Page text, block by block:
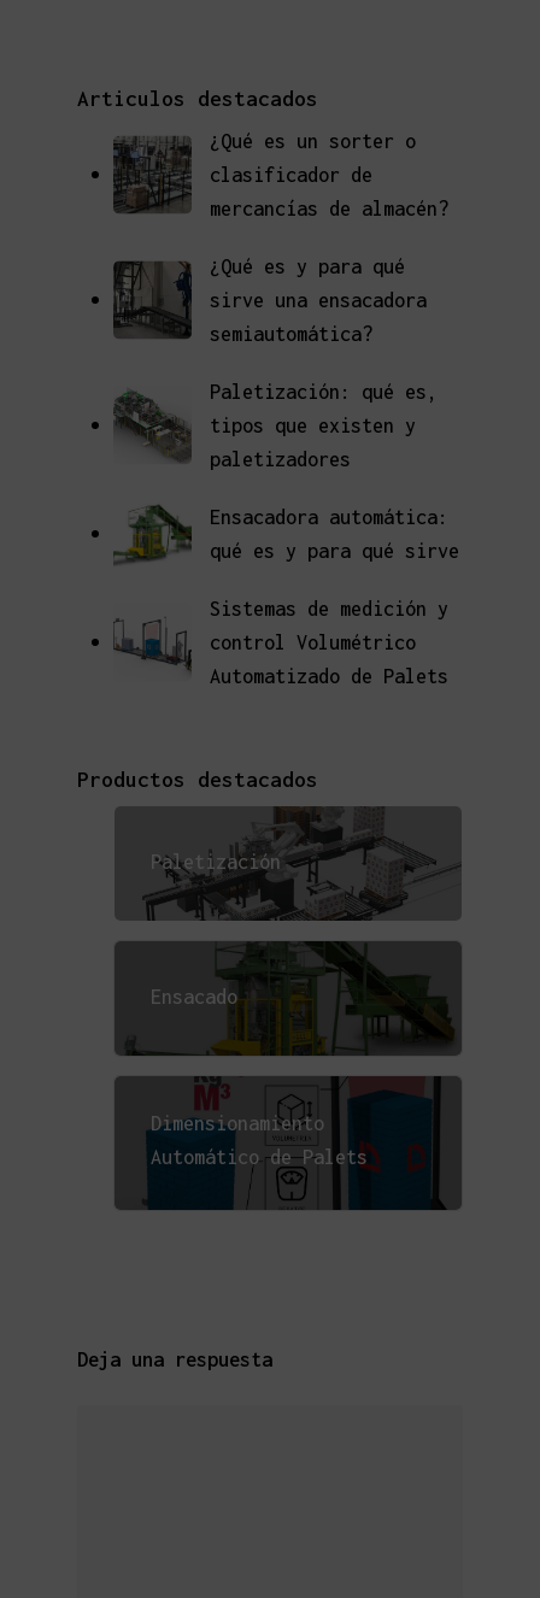
Articulos destacados
¿Qué es un sorter o
clasificador de
mercancías de almacén?
¿Qué es y para qué
sirve una ensacadora
semiautomática?
Paletización: qué es,
tipos que existen y
paletizadores
Ensacadora automática:
qué es y para qué sirve
Sistemas de medición y
control Volumétrico
Automatizado de Palets
Productos destacados
Paletización
Ensacado
Dimensionamiento
Automático de Palets
Deja una respuesta